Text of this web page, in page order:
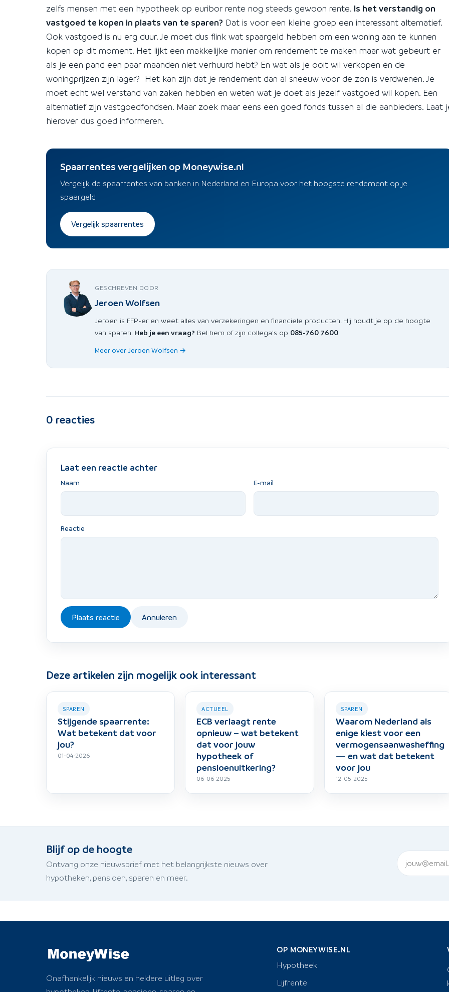
zelfs mensen met een hypotheek op euribor rente nog steeds gewoon rente. Is het verstandig on
vastgoed te kopen in plaats van te sparen? Dat is voor een kleine groep een interessant alternatief.
Ook vastgoed is nu erg duur. Je moet dus flink wat spaargeld hebben om een woning aan te kunnen
kopen op dit moment. Het lijkt een makkelijke manier om rendement te maken maar wat gebeurt er
als je een pand een paar maanden niet verhuurd hebt? En wat als je ooit wil verkopen en de
woningprijzen zijn lager? Het kan zijn dat je rendement dan al sneeuw voor de zon is verdwenen. Je
moet echt wel verstand van zaken hebben en weten wat je doet als jezelf vastgoed wil kopen. Een
alternatief zijn vastgoedfondsen. Maar zoek maar eens een goed fonds tussen al die aanbieders. Laat
hierover dus goed informeren.
Spaarrentes vergelijken op Moneywise.nl
Vergelijk de spaarrentes van banken in Nederland en Europa voor het hoogste rendement op je
spaargeld
Vergelijk spaarrentes
GESCHREVEN DOOR
Jeroen Wolfsen
Jeroen is FFP-er en weet alles van verzekeringen en financiele producten. Hij houdt je op de hoogte
van sparen. Heb je een vraag? Bel hem of zijn collega's op 085-760 7600
Meer over Jeroen Wolfsen →
0 reacties
Laat een reactie achter
Naam E-mail
Reactie
Plaats reactie Annuleren
Deze artikelen zijn mogelijk ook interessant
SPAREN
Stijgende spaarrente:
Wat betekent dat voor
jou?
01-04-2026
ACTUEEL
ECB verlaagt rente
opnieuw – wat betekent
dat voor jouw
hypotheek of
pensioenuitkering?
06-06-2025
SPAREN
Waarom Nederland als
enige kiest voor een
vermogensaanwasheffing
— en wat dat betekent
voor jou
12-05-2025
Blijf op de hoogte
Ontvang onze nieuwsbrief met het belangrijkste nieuws over
hypotheken, pensioen, sparen en meer.
Onafhankelijk nieuws en heldere uitleg over
OP MONEYWISE.NL
Hypotheek
Lijfrente